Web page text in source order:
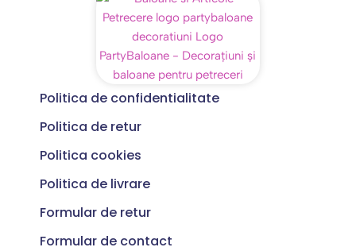
Politica de confidentialitate
Politica de retur
Politica cookies
Politica de livrare
Formular de retur
Formular de contact